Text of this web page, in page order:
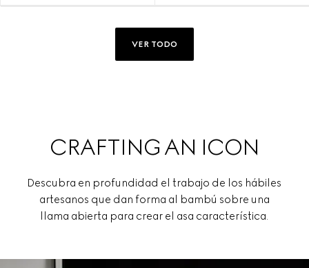
VER TODO
CRAFTING AN ICON
Descubra en profundidad el trabajo de los hábiles
artesanos que dan forma al bambú sobre una
llama abierta para crear el asa característica.